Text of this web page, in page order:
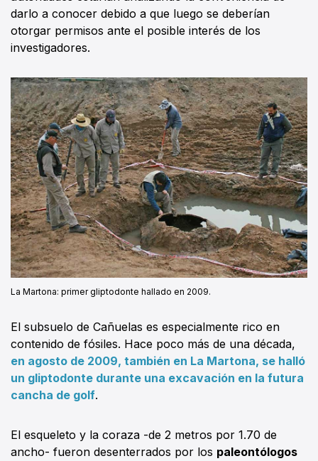
darlo a conocer debido a que luego se deberían
otorgar permisos ante el posible interés de los
investigadores.
La Martona: primer gliptodonte hallado en 2009.
El subsuelo de Cañuelas es especialmente rico en
contenido de fósiles. Hace poco más de una década,
en agosto de 2009, también en La Martona, se halló
un gliptodonte durante una excavación en la futura
cancha de golf.
El esqueleto y la coraza -de 2 metros por 1.70 de
ancho- fueron desenterrados por los paleontólogos